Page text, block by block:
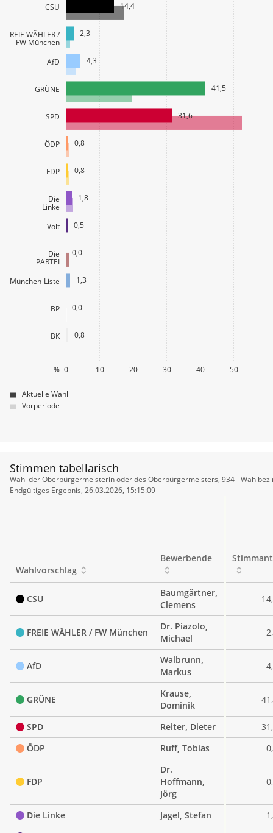
CSU
FREIE WÄHLER /
FW München
AfD
GRÜNE
SPD
ÖDP
FDP
Die
Linke
Volt
Die
PARTEI
München-Liste
BP
BK
0 10 20 30 40 50
%
14,4
2,3
4,3
41,5
31,6
0,8
0,8
1,8
0,5
0,0
1,3
0,0
0,8
Aktuelle Wahl
Vorperiode
Stimmen tabellarisch
Stimmen
tabellarisch
Wahl der Oberbürgermeisterin oder des Oberbürgermeisters, 934 -
Endgültiges Ergebnis, 26.03.2026, 15:15:09
Wahlvorschlag
Bewerbende
CSU
Baumgärtner,
Clemens
FREIE WÄHLER / FW München
Dr. Piazolo,
Michael
AfD
Walbrunn,
Markus
GRÜNE
Krause,
Dominik
SPD Reiter, Dieter
ÖDP
Ruff, Tobias
FDP
Dr.
Hoffmann,
Jörg
Die Linke Jagel, Stefan